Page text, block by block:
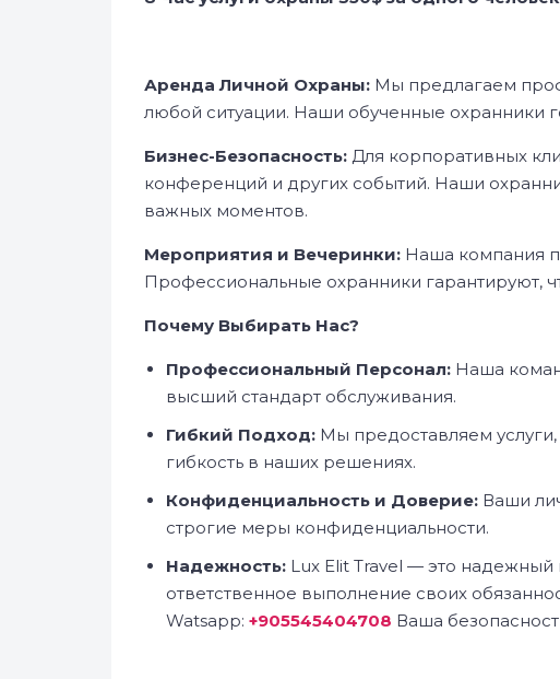
Аренда Личной Охраны: Мы предлагаем
любой ситуации. Наши обученные охранники
Бизнес-Безопасность: Для корпоративных
конференций и других событий. Наши
важных моментов.
Мероприятия и Вечеринки: Наша компания
Профессиональные охранники гарантируют,
Почему Выбирать Нас?
Профессиональный Персонал: Наша
высший стандарт обслуживания.
Гибкий Подход: Мы предоставляем
гибкость в наших решениях.
Конфиденциальность и Доверие: Ваши
строгие меры конфиденциальности.
Надежность: Lux Elit Travel — это
ответственное выполнение своих
Watsapp: +905545404708 Ваша